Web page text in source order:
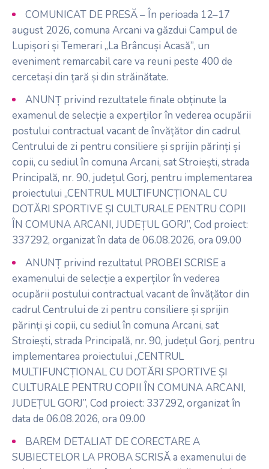
COMUNICAT DE PRESĂ – În perioada 12–17
august 2026, comuna Arcani va găzdui Campul de
Lupișori și Temerari „La Brâncuși Acasă”, un
eveniment remarcabil care va reuni peste 400 de
cercetași din țară și din străinătate.
ANUNȚ privind rezultatele finale obținute la
examenul de selecție a experților în vederea ocupării
postului contractual vacant de învățător din cadrul
Centrului de zi pentru consiliere și sprijin părinți și
copii, cu sediul în comuna Arcani, sat Stroiești, strada
Principală, nr. 90, județul Gorj, pentru implementarea
proiectului „CENTRUL MULTIFUNCȚIONAL CU
DOTĂRI SPORTIVE ȘI CULTURALE PENTRU COPII
ÎN COMUNA ARCANI, JUDEȚUL GORJ”, Cod proiect:
337292, organizat în data de 06.08.2026, ora 09.00
ANUNȚ privind rezultatul PROBEI SCRISE a
examenului de selecție a experților în vederea
ocupării postului contractual vacant de învățător din
cadrul Centrului de zi pentru consiliere și sprijin
părinți și copii, cu sediul în comuna Arcani, sat
Stroiești, strada Principală, nr. 90, județul Gorj, pentru
implementarea proiectului „CENTRUL
MULTIFUNCȚIONAL CU DOTĂRI SPORTIVE ȘI
CULTURALE PENTRU COPII ÎN COMUNA ARCANI,
JUDEȚUL GORJ”, Cod proiect: 337292, organizat în
data de 06.08.2026, ora 09.00
BAREM DETALIAT DE CORECTARE A
SUBIECTELOR LA PROBA SCRISĂ a examenului de